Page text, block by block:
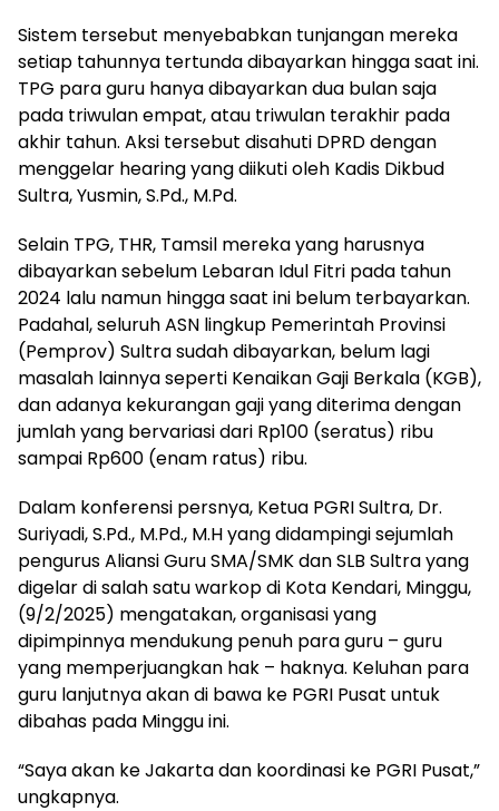
Sistem tersebut menyebabkan tunjangan mereka
setiap tahunnya tertunda dibayarkan hingga saat ini.
TPG para guru hanya dibayarkan dua bulan saja
pada triwulan empat, atau triwulan terakhir pada
akhir tahun. Aksi tersebut disahuti DPRD dengan
menggelar hearing yang diikuti oleh Kadis Dikbud
Sultra, Yusmin, S.Pd., M.Pd.
Selain TPG, THR, Tamsil mereka yang harusnya
dibayarkan sebelum Lebaran Idul Fitri pada tahun
2024 lalu namun hingga saat ini belum terbayarkan.
Padahal, seluruh ASN lingkup Pemerintah Provinsi
(Pemprov) Sultra sudah dibayarkan, belum lagi
masalah lainnya seperti Kenaikan Gaji Berkala (KGB),
dan adanya kekurangan gaji yang diterima dengan
jumlah yang bervariasi dari Rp100 (seratus) ribu
sampai Rp600 (enam ratus) ribu.
Dalam konferensi persnya, Ketua PGRI Sultra, Dr.
Suriyadi, S.Pd., M.Pd., M.H yang didampingi sejumlah
pengurus Aliansi Guru SMA/SMK dan SLB Sultra yang
digelar di salah satu warkop di Kota Kendari, Minggu,
(9/2/2025) mengatakan, organisasi yang
dipimpinnya mendukung penuh para guru – guru
yang memperjuangkan hak – haknya. Keluhan para
guru lanjutnya akan di bawa ke PGRI Pusat untuk
dibahas pada Minggu ini.
“Saya akan ke Jakarta dan koordinasi ke PGRI Pusat,”
ungkapnya.